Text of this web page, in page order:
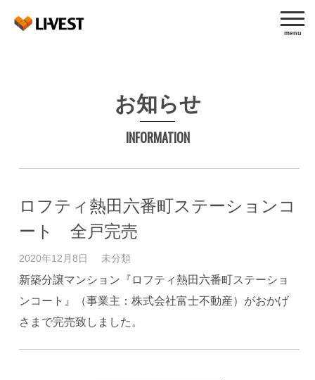
menu
お知らせ
INFORMATION
ロフティ熱田六番町ステーションコ
ート 全戸完売
2020年12月8日 未分類
新築分譲マンション『ロフティ熱田六番町ステーショ
ンコート』（事業主：株式会社富士不動産）がおかげ
さまで完売致しました。